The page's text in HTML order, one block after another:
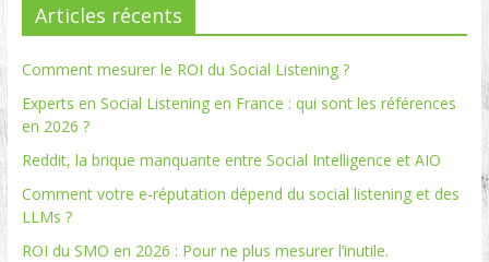
Articles récents
Comment mesurer le ROI du Social Listening ?
Experts en Social Listening en France : qui sont les références
en 2026 ?
Reddit, la brique manquante entre Social Intelligence et AIO
Comment votre e-réputation dépend du social listening et des
LLMs ?
ROI du SMO en 2026 : Pour ne plus mesurer l’inutile.